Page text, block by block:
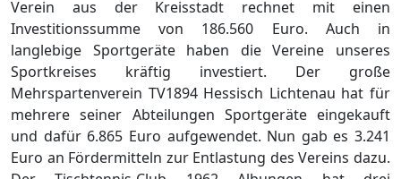
Verein aus der Kreisstadt rechnet mit einen
Investitionssumme von 186.560 Euro. Auch in
langlebige Sportgeräte haben die Vereine unseres
Sportkreises kräftig investiert. Der große
Mehrspartenverein TV1894 Hessisch Lichtenau hat für
mehrere seiner Abteilungen Sportgeräte eingekauft
und dafür 6.865 Euro aufgewendet. Nun gab es 3.241
Euro an Fördermitteln zur Entlastung des Vereins dazu.